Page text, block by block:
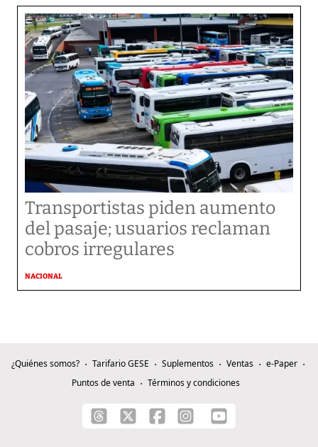
Transportistas piden aumento
del pasaje; usuarios reclaman
cobros irregulares
NACIONAL
¿Quiénes somos? Tarifario GESE Suplementos Ventas
e-Paper
Puntos de venta
Términos y condiciones